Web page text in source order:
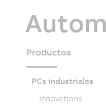
Productos
PCs industriales
Innovations